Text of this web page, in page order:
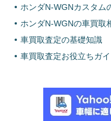
ホンダN-WGNカスタム
ホンダN-WGNの車買取
車買取査定の基礎知識
車買取査定お役立ちガイ